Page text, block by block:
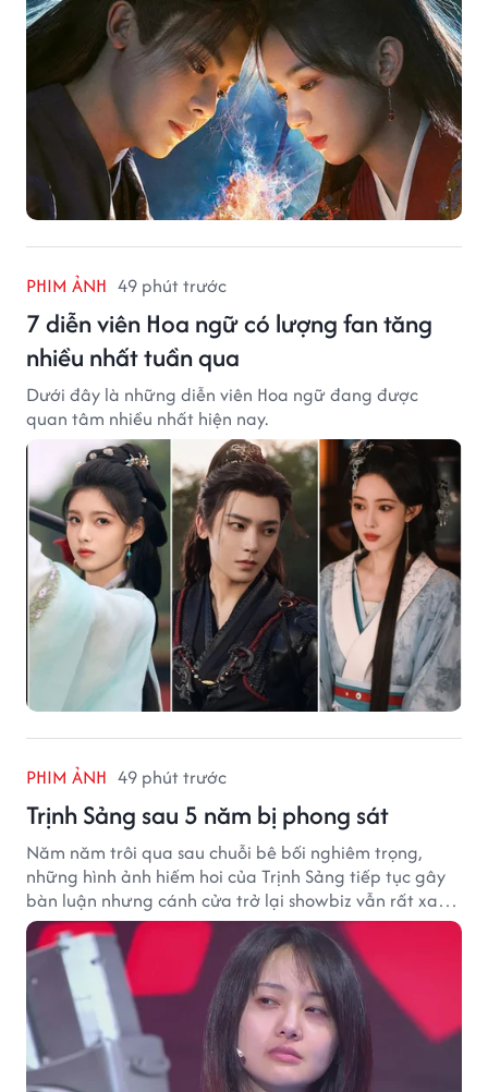
PHIM ẢNH 49 phút trước
7 diễn viên Hoa ngữ có lượng fan tăng
nhiều nhất tuần qua
Dưới đây là những diễn viên Hoa ngữ đang được
quan tâm nhiều nhất hiện nay.
PHIM ẢNH 49 phút trước
Trịnh Sảng sau 5 năm bị phong sát
Năm năm trôi qua sau chuỗi bê bối nghiêm trọng,
những hình ảnh hiếm hoi của Trịnh Sảng tiếp tục gây
bàn luận nhưng cánh cửa trở lại showbiz vẫn rất xa
vời.